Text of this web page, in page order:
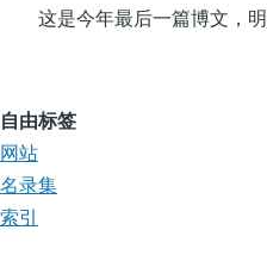
这是今年最后一篇博文，明
自由标签
网站
名录集
索引